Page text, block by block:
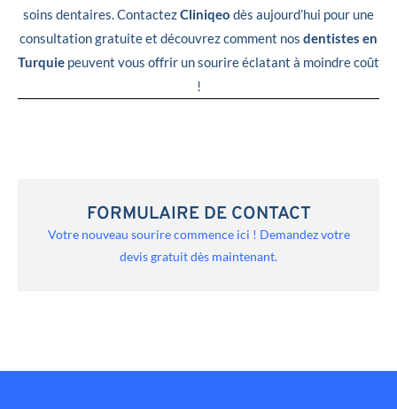
soins dentaires. ContactezCliniqeo dès aujourd’hui pour une
consultation gratuite et découvrez comment nos dentistes en
Turquie peuvent vous offrir un sourire éclatant à moindre coût
!
FORMULAIRE DE CONTACT
Votre nouveau sourire commence ici ! Demandez votre
devis gratuit dès maintenant.